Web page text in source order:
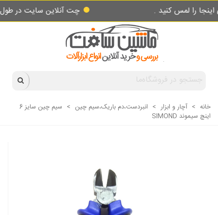
لمس کنید . چت آنلاین سایت در طول
خانه > آچار و ابزار > انبردست،دم باریک،سیم چین >
سیم چین سایز 6
اینچ سیموند SIMOND